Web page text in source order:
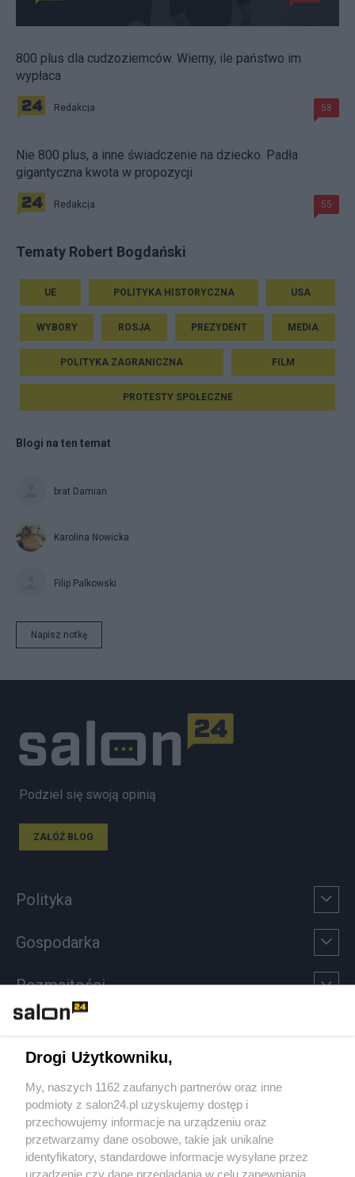
800 plus dla cudzoziemców. Wiemy, ile państwo im
wypłaca
Redakcja 58
Nie 800 plus, a inne świadczenie na dziecko. Padła
gigantyczna kwota w propozycji
Redakcja 55
Tematy Robert Bogdański
UE POLITYKA HISTORYCZNA USA
WYBORY ROSJA PREZYDENT MEDIA
POLITYKA ZAGRANICZNA FILM
PROTESTY SPOŁECZNE
Blogi na ten temat
brat Damian
Karolina Nowicka
Filip Palkowski
Napisz notkę
Podziel się swoją opinią
ZAŁÓŻ BLOG
Polityka
Gospodarka
Rozmaitości
Sport
Społeczeństwo
Kultura
Drogi Użytkowniku,
My, naszych 1162 zaufanych partnerów oraz inne
podmioty z salon24.pl uzyskujemy dostęp i
przechowujemy informacje na urządzeniu oraz
przetwarzamy dane osobowe, takie jak unikalne
identyfikatory, standardowe informacje wysyłane przez
urządzenie czy dane przeglądania w celu zapewniania